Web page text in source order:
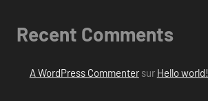
Recent Comments
A WordPress Commentersur Hello world!